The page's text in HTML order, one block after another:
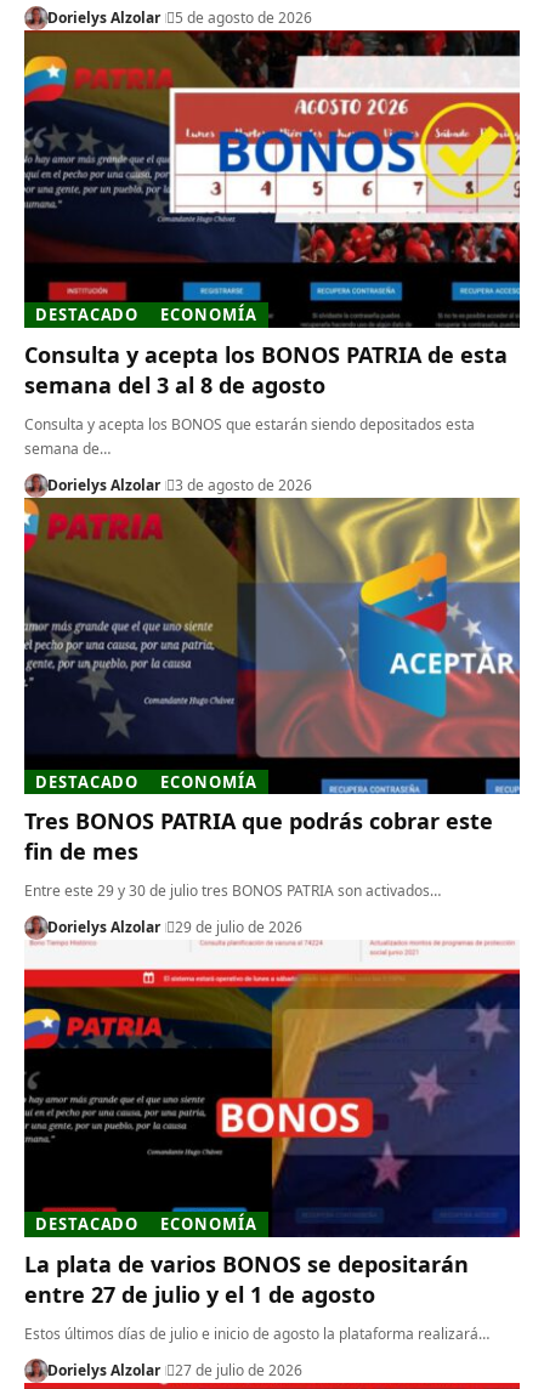
Dorielys Alzolar
5 de agosto de 2026
DESTACADO ECONOMÍA
Consulta y acepta los BONOS PATRIA de esta
semana del 3 al 8 de agosto
Consulta y acepta los BONOS que estarán siendo depositados esta
semana de…
Dorielys Alzolar
3 de agosto de 2026
DESTACADO ECONOMÍA
Tres BONOS PATRIA que podrás cobrar este
fin de mes
Entre este 29 y 30 de julio tres BONOS PATRIA son activados…
Dorielys Alzolar
29 de julio de 2026
DESTACADO ECONOMÍA
La plata de varios BONOS se depositarán
entre 27 de julio y el 1 de agosto
Estos últimos días de julio e inicio de agosto la plataforma realizará…
Dorielys Alzolar
27 de julio de 2026